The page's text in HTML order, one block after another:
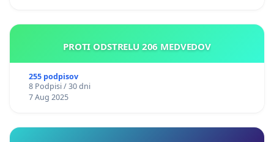
PROTI ODSTRELU 206 MEDVEDOV
255 podpisov
8 Podpisi / 30 dni
7 Aug 2025